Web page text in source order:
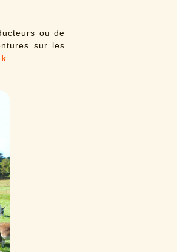
ou de
sur les